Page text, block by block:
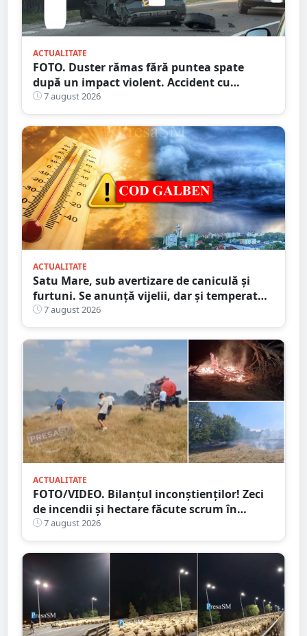
ACTUALITATE
FOTO. Duster rămas fără puntea spate
după un impact violent. Accident cu
implicarea unei mașini din Satu Mare
7 august 2026
ACTUALITATE
Satu Mare, sub avertizare de caniculă și
furtuni. Se anunță vijelii, dar și temperaturi
ridicate. Avertizarea ANM
7 august 2026
ACTUALITATE
FOTO/VIDEO. Bilanțul inconștienților! Zeci
de incendii și hectare făcute scrum în
județul Satu Mare
7 august 2026